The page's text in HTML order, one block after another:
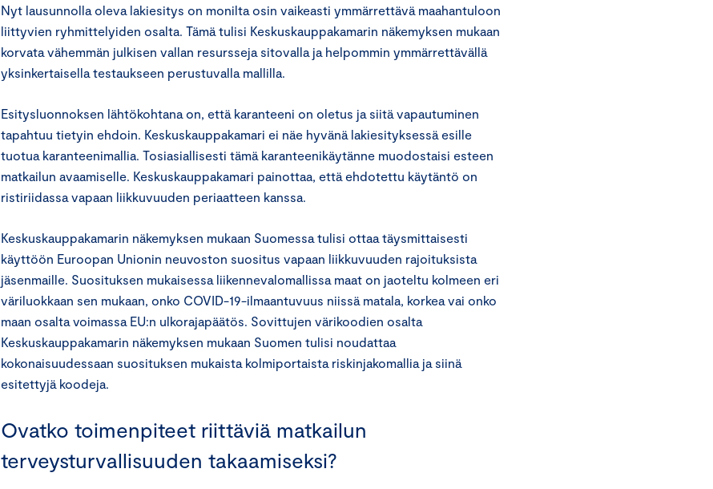
Nyt lausunnolla oleva lakiesitys on monilta osin vaikeasti ymmärrettävä maahantuloon
liittyvien ryhmittelyiden osalta. Tämä tulisi Keskuskauppakamarin näkemyksen mukaan
korvata vähemmän julkisen vallan resursseja sitovalla ja helpommin ymmärrettävällä
yksinkertaisella testaukseen perustuvalla mallilla.
Esitysluonnoksen lähtökohtana on, että karanteeni on oletus ja siitä vapautuminen
tapahtuu tietyin ehdoin. Keskuskauppakamari ei näe hyvänä lakiesityksessä esille
tuotua karanteenimallia. Tosiasiallisesti tämä karanteenikäytänne muodostaisi esteen
matkailun avaamiselle. Keskuskauppakamari painottaa, että ehdotettu käytäntö on
ristiriidassa vapaan liikkuvuuden periaatteen kanssa.
Keskuskauppakamarin näkemyksen mukaan Suomessa tulisi ottaa täysmittaisesti
käyttöön Euroopan Unionin neuvoston suositus vapaan liikkuvuuden rajoituksista
jäsenmaille. Suosituksen mukaisessa liikennevalomallissa maat on jaoteltu kolmeen eri
väriluokkaan sen mukaan, onko COVID-19-ilmaantuvuus niissä matala, korkea vai onko
maan osalta voimassa EU:n ulkorajapäätös. Sovittujen värikoodien osalta
Keskuskauppakamarin näkemyksen mukaan Suomen tulisi noudattaa
kokonaisuudessaan suosituksen mukaista kolmiportaista riskinjakomallia ja siinä
esitettyjä koodeja.
Ovatko toimenpiteet riittäviä matkailun
terveysturvallisuuden takaamiseksi?